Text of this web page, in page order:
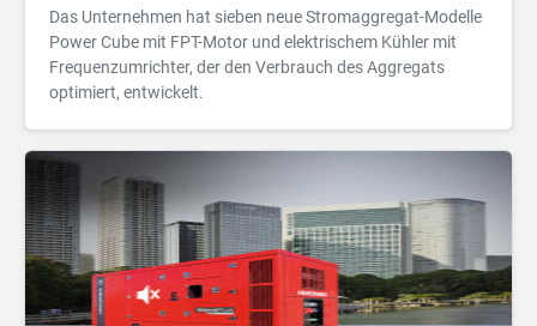
Das Unternehmen hat sieben neue Stromaggregat-Modelle
Power Cube mit FPT-Motor und elektrischem Kühler mit
Frequenzumrichter, der den Verbrauch des Aggregats
optimiert, entwickelt.